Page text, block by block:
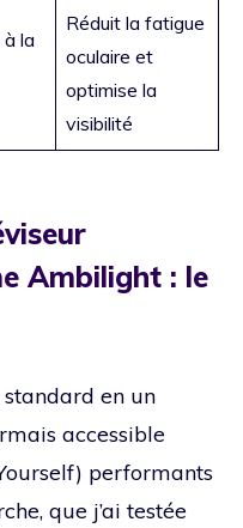
la
Réduit la fatigue
oculaire et
optimise la
visibilité
Ambilight : le
en un
accessible
performants
que j’ai testée